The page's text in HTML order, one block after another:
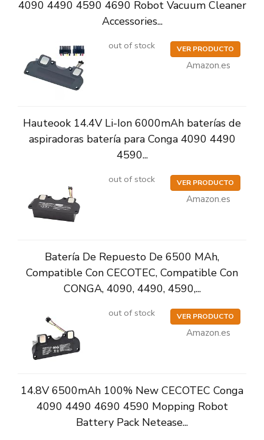
4090 4490 4590 4690 Robot Vacuum Cleaner
Accessories...
out of stock VER PRODUCTO
Amazon.es
Hauteook 14.4V Li-Ion 6000mAh baterías de
aspiradoras batería para Conga 4090 4490
4590...
out of stock VER PRODUCTO
Amazon.es
Batería De Repuesto De 6500 MAh,
Compatible Con CECOTEC, Compatible Con
CONGA, 4090, 4490, 4590,...
out of stock VER PRODUCTO
Amazon.es
14.8V 6500mAh 100% New CECOTEC Conga
4090 4490 4690 4590 Mopping Robot
Battery Pack Netease...